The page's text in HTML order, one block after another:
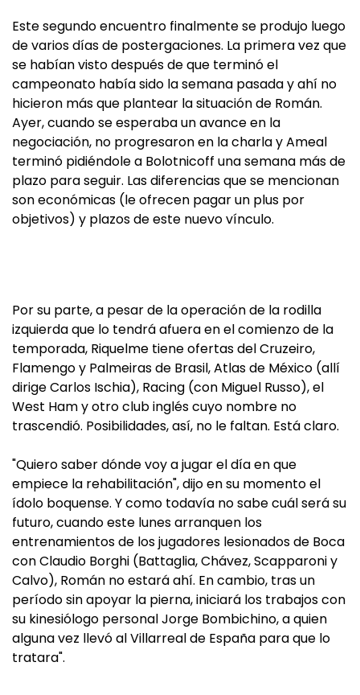
Este segundo encuentro finalmente se produjo luego
de varios días de postergaciones. La primera vez que
se habían visto después de que terminó el
campeonato había sido la semana pasada y ahí no
hicieron más que plantear la situación de Román.
Ayer, cuando se esperaba un avance en la
negociación, no progresaron en la charla y Ameal
terminó pidiéndole a Bolotnicoff una semana más de
plazo para seguir. Las diferencias que se mencionan
son económicas (le ofrecen pagar un plus por
objetivos) y plazos de este nuevo vínculo.
Por su parte, a pesar de la operación de la rodilla
izquierda que lo tendrá afuera en el comienzo de la
temporada, Riquelme tiene ofertas del Cruzeiro,
Flamengo y Palmeiras de Brasil, Atlas de México (allí
dirige Carlos Ischia), Racing (con Miguel Russo), el
West Ham y otro club inglés cuyo nombre no
trascendió. Posibilidades, así, no le faltan. Está claro.
"Quiero saber dónde voy a jugar el día en que
empiece la rehabilitación", dijo en su momento el
ídolo boquense. Y como todavía no sabe cuál será su
futuro, cuando este lunes arranquen los
entrenamientos de los jugadores lesionados de Boca
con Claudio Borghi (Battaglia, Chávez, Scapparoni y
Calvo), Román no estará ahí. En cambio, tras un
período sin apoyar la pierna, iniciará los trabajos con
su kinesiólogo personal Jorge Bombichino, a quien
alguna vez llevó al Villarreal de España para que lo
tratara".